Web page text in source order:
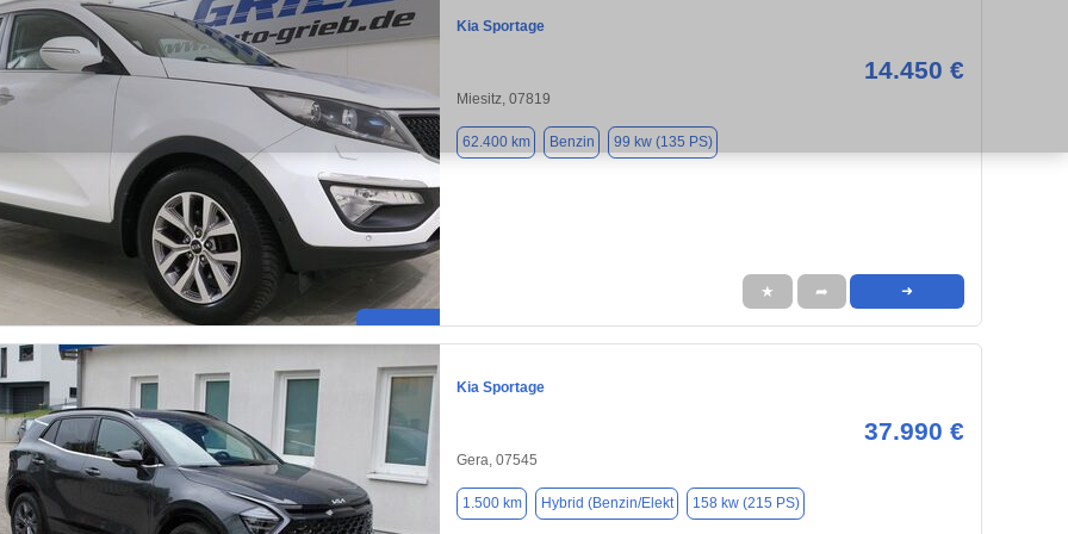
Kia Sportage
14.450 €
Miesitz, 07819
62.400 km Benzin 99 kw (135 PS)
★ ➦ ➜
Kia Sportage
37.990 €
Gera, 07545
1.500 km Hybrid (Benzin/Elekt 158 kw (215 PS)